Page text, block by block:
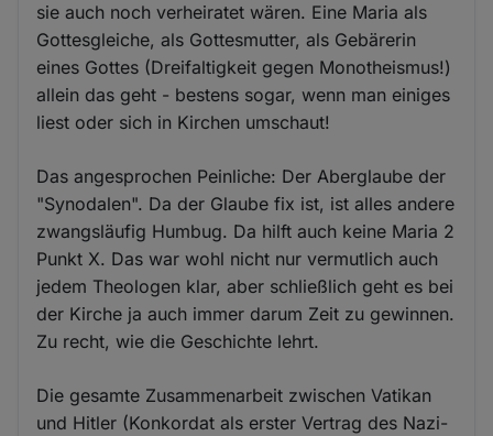
sie auch noch verheiratet wären. Eine Maria als
Gottesgleiche, als Gottesmutter, als Gebärerin
eines Gottes (Dreifaltigkeit gegen Monotheismus!)
allein das geht - bestens sogar, wenn man einiges
liest oder sich in Kirchen umschaut!
Das angesprochen Peinliche: Der Aberglaube der
"Synodalen". Da der Glaube fix ist, ist alles andere
zwangsläufig Humbug. Da hilft auch keine Maria 2
Punkt X. Das war wohl nicht nur vermutlich auch
jedem Theologen klar, aber schließlich geht es bei
der Kirche ja auch immer darum Zeit zu gewinnen.
Zu recht, wie die Geschichte lehrt.
Die gesamte Zusammenarbeit zwischen Vatikan
und Hitler (Konkordat als erster Vertrag des Nazi-